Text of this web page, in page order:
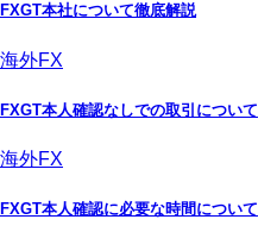
FXGT本社について徹底解説
海外FX
FXGT本人確認なしでの取引について
海外FX
FXGT本人確認に必要な時間について